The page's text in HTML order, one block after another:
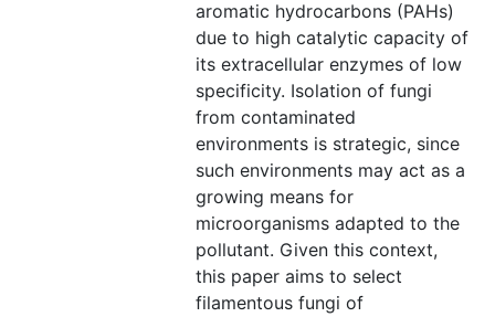
aromatic hydrocarbons (PAHs)
due to high catalytic capacity of
its extracellular enzymes of low
specificity. Isolation of fungi
from contaminated
environments is strategic, since
such environments may act as a
growing means for
microorganisms adapted to the
pollutant. Given this context,
this paper aims to select
filamentous fungi of